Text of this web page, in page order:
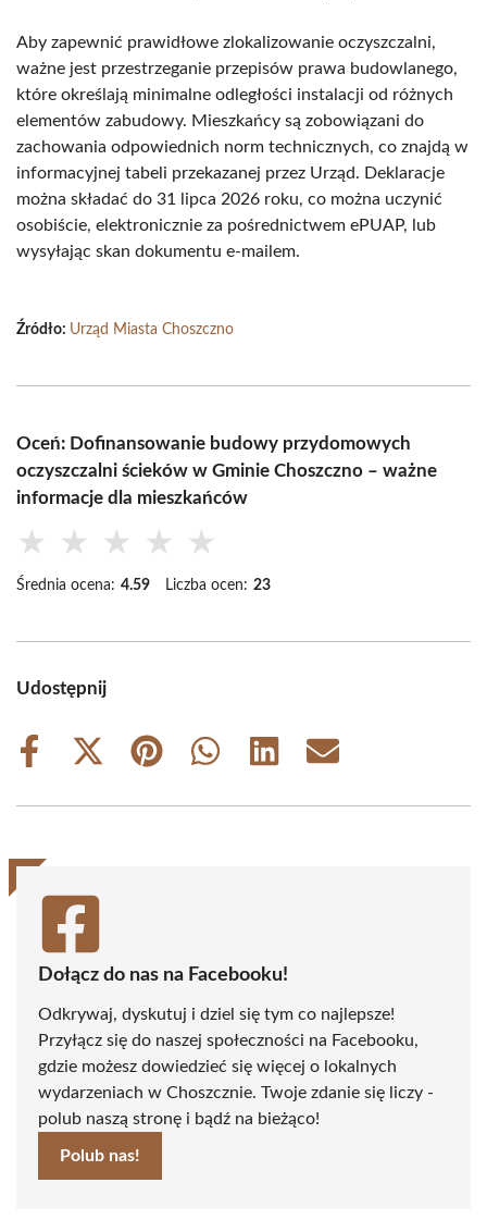
Aby zapewnić prawidłowe zlokalizowanie oczyszczalni,
ważne jest przestrzeganie przepisów prawa budowlanego,
które określają minimalne odległości instalacji od różnych
elementów zabudowy. Mieszkańcy są zobowiązani do
zachowania odpowiednich norm technicznych, co znajdą w
informacyjnej tabeli przekazanej przez Urząd. Deklaracje
można składać do 31 lipca 2026 roku, co można uczynić
osobiście, elektronicznie za pośrednictwem ePUAP, lub
wysyłając skan dokumentu e-mailem.
Źródło: Urząd Miasta Choszczno
Oceń: Dofinansowanie budowy przydomowych
oczyszczalni ścieków w Gminie Choszczno – ważne
informacje dla mieszkańców
★ ★ ★ ★ ★
Średnia ocena: 4.59 Liczba ocen: 23
Udostępnij
Share
Share
(Twitter)
Share
Share
Share
Share
Dołącz do nas na Facebooku!
Odkrywaj, dyskutuj i dziel się tym co najlepsze!
Przyłącz się do naszej społeczności na Facebooku,
gdzie możesz dowiedzieć się więcej o lokalnych
wydarzeniach w Choszcznie. Twoje zdanie się liczy -
polub naszą stronę i bądź na bieżąco!
Polub nas!